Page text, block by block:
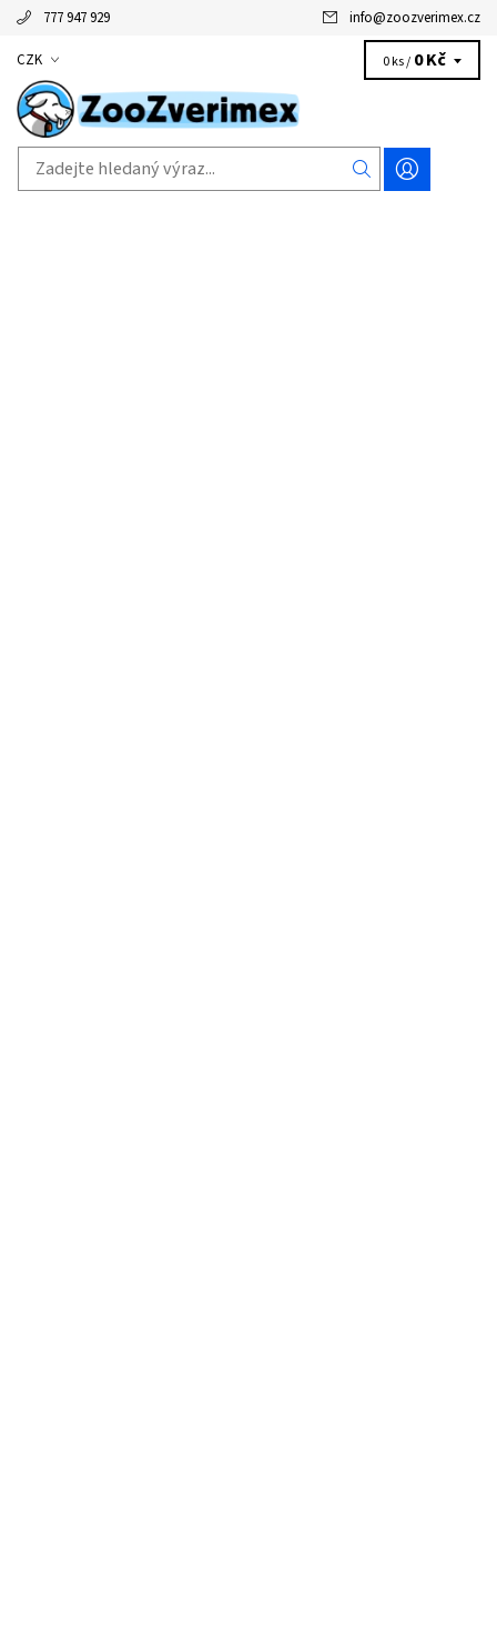
777 947 929 info@zoozverimex.cz
CZK 0 ks / 0 Kč